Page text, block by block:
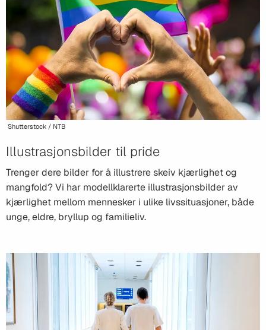
Shutterstock / NTB
Illustrasjonsbilder til pride
Trenger dere bilder for å illustrere skeiv kjærlighet og
mangfold? Vi har modellklarerte illustrasjonsbilder av
kjærlighet mellom mennesker i ulike livssituasjoner, både
unge, eldre, bryllup og familieliv.